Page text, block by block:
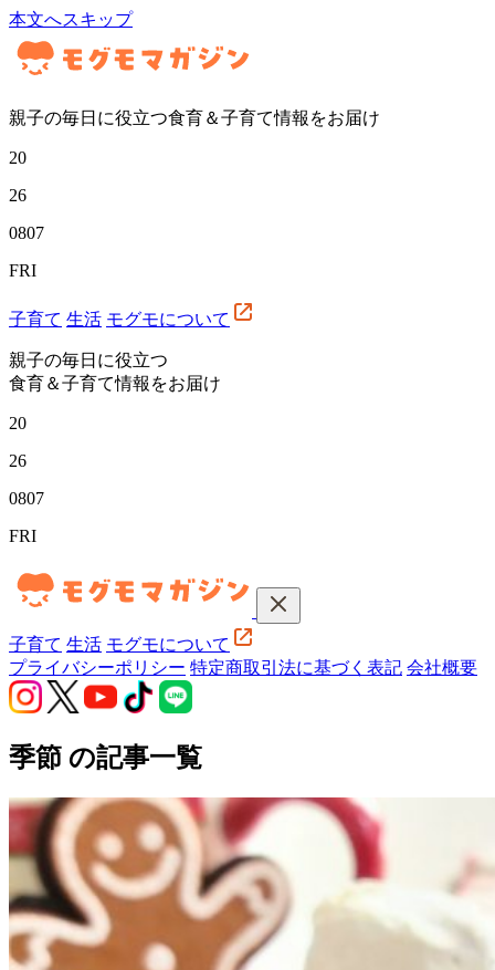
本文へスキップ
親子の毎日に役立つ食育＆子育て情報をお届け
20
26
0807
FRI
子育て 生活 モグモについて
親子の毎日に役立つ
食育＆子育て情報をお届け
20
26
0807
FRI
子育て 生活 モグモについて
プライバシーポリシー 特定商取引法に基づく表記 会社概要
季節 の記事一覧